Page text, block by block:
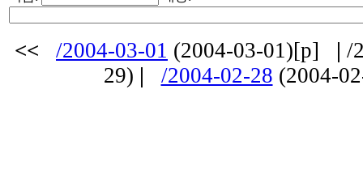
<< /2004-03-01 (2004-03-01)[p] | /
29) | /2004-02-28 (2004-